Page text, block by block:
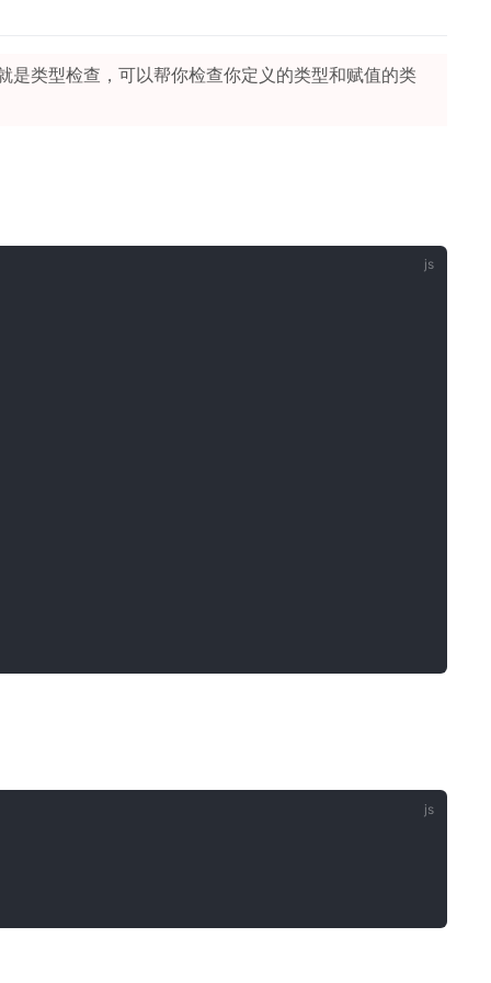
是类型检查，可以帮你检查你定义的类型和赋值的类